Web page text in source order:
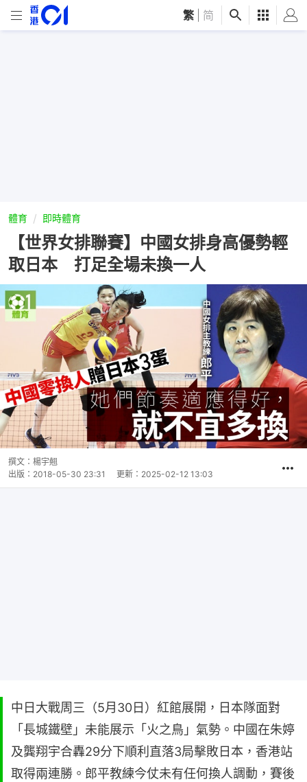
繁 简
體育 即時體育
【世界女排聯賽】中國女排身高優勢輕
取日本 打足全場未換一人
撰文： 楊宇翹
出版： 2018-05-30 23:31 更新： 2025-02-12 13:03
中日大戰周三（5月30日）紅館展開，日本隊面對
「長城鐵壁」未能展示「火之鳥」氣勢。中國在朱婷
及龔翔宇合轟29分下順利直落3局擊敗日本，香港站
取得兩連勝。郎平教練今仗未有任何換人調動，賽後